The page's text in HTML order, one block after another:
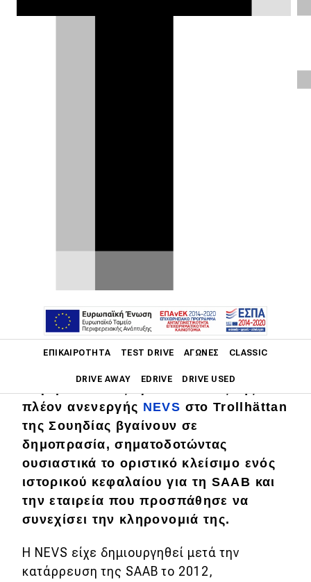
ΕΠΙΚΑΙΡΌΤΗΤΑ TEST DRIVE ΑΓΏΝΕΣ CLASSIC
DRIVE AWAY EDRIVE DRIVE USED
Main navigation
Επικαιρότητα
Νέα μοντέλα
Πρωτότυπα
Ελλάδα
Τεχνολογία
με σπάνια πρωτότυπα και πειραματικά
πλέον ανενεργής NEVS στο Trollhättan
της Σουηδίας βγαίνουν σε
δημοπρασία, σηματοδοτώντας
ουσιαστικά το οριστικό κλείσιμο ενός
ιστορικού κεφαλαίου για τη SΑΑΒ και
την εταιρεία που προσπάθησε να
συνεχίσει την κληρονομιά της.
Η NEVS είχε δημιουργηθεί μετά την
κατάρρευση της SΑΑΒ το 2012,